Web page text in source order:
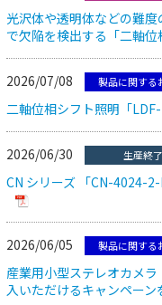
光沢体や透明体などの難
で欠陥を検出する「二軸
2026/07/08 製品に関する
二軸位相シフト照明「
2026/06/30 生産終
CN シリーズ 「CN-4024-
2026/06/05 製品に関する
産業用小型ステレオカメ
入いただけるキャンペー